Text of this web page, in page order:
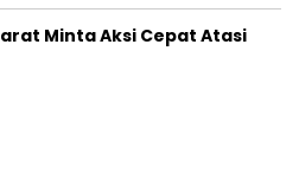
Minta Aksi Cepat Atasi